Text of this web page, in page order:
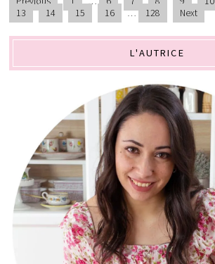
13
14 15 16 … 128 Next
L'AUTRICE